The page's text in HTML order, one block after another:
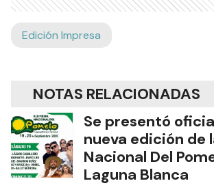
Edición Impresa
NOTAS RELACIONADAS
Se presentó
nueva edición de
Nacional Del
Laguna Blanca